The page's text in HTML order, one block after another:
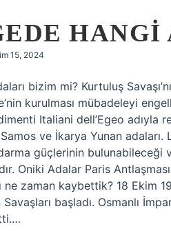
15, 2024
bizim mi? Kurtuluş
kurulması mübadeleyi
Italiani dell’Egeo adıyla
Samos ve İkarya Yunan
güçlerinin bulunabileceği
Oniki Adalar Paris
ne zaman kaybettik? 18 Ekim
Savaşları başladı. Osmanlı